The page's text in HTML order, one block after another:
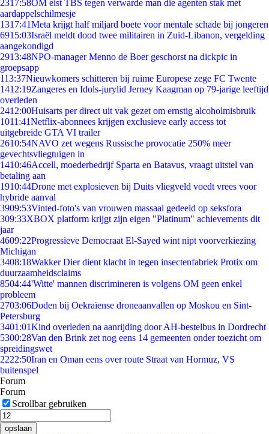
2317:58OM eist TBS tegen verwarde man die agenten stak met
aardappelschilmesje
1317:41Meta krijgt half miljard boete voor mentale schade bij jongeren
6915:03Israël meldt dood twee militairen in Zuid-Libanon, vergelding
aangekondigd
2913:48NPO-manager Menno de Boer geschorst na dickpic in
groepsapp
113:37Nieuwkomers schitteren bij ruime Europese zege FC Twente
1412:19Zangeres en Idols-jurylid Jerney Kaagman op 79-jarige leeftijd
overleden
2412:00Huisarts per direct uit vak gezet om ernstig alcoholmisbruik
1011:41Netflix-abonnees krijgen exclusieve early access tot
uitgebreide GTA VI trailer
2610:54NAVO zet wegens Russische provocatie 250% meer
gevechtsvliegtuigen in
1410:46Accell, moederbedrijf Sparta en Batavus, vraagt uitstel van
betaling aan
1910:44Drone met explosieven bij Duits vliegveld voedt vrees voor
hybride aanval
3909:53Vinted-foto's van vrouwen massaal gedeeld op seksfora
309:33XBOX platform krijgt zijn eigen "Platinum" achievements dit
jaar
4609:22Progressieve Democraat El-Sayed wint nipt voorverkiezing
Michigan
3408:18Wakker Dier dient klacht in tegen insectenfabriek Protix om
duurzaamheidsclaims
8504:44'Witte' mannen discrimineren is volgens OM geen enkel
probleem
2703:06Doden bij Oekraïense droneaanvallen op Moskou en Sint-
Petersburg
3401:01Kind overleden na aanrijding door AH-bestelbus in Dordrecht
5300:28Van den Brink zet nog eens 14 gemeenten onder toezicht om
spreidingswet
2222:50Iran en Oman eens over route Straat van Hormuz, VS
buitenspel
Forum
Forum
Scrollbar gebruiken
opslaan